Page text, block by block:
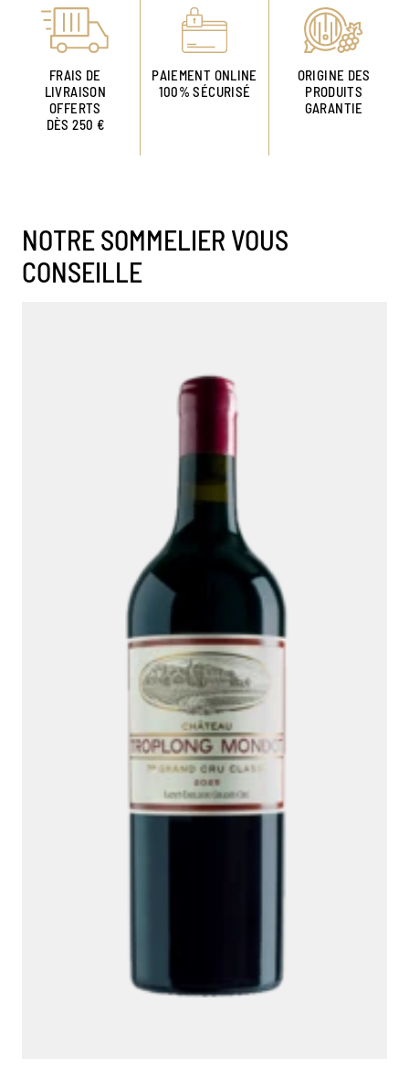
FRAIS DE
LIVRAISON
OFFERTS
DÈS 250 €
PAIEMENT ONLINE
100% SÉCURISÉ
ORIGINE DES
PRODUITS
GARANTIE
NOTRE SOMMELIER VOUS
CONSEILLE